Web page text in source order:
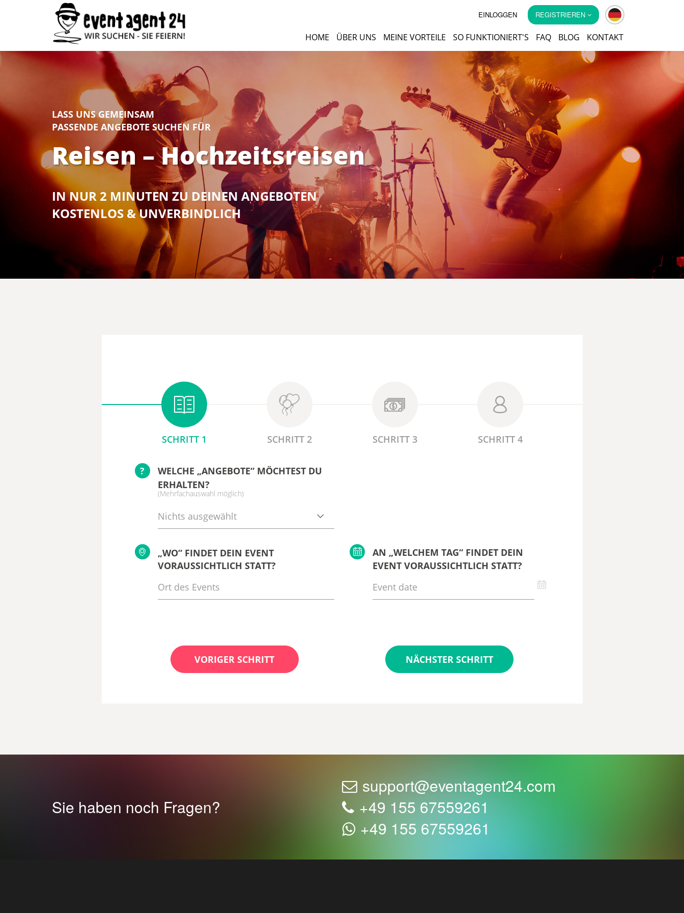
EINLOGGEN REGISTRIEREN
HOME ÜBER UNS MEINE VORTEILE SO FUNKTIONIERT'S FAQ BLOG KONTAKT
LASS UNS GEMEINSAM
PASSENDE ANGEBOTE SUCHEN FÜR
Reisen – Hochzeitsreisen
IN NUR 2 MINUTEN ZU DEINEN ANGEBOTEN
KOSTENLOS & UNVERBINDLICH
SCHRITT 1 SCHRITT 2 SCHRITT 3 SCHRITT 4
?
WELCHE „ANGEBOTE“ MÖCHTEST DU
ERHALTEN?
(Mehrfachauswahl möglich)
Nichts ausgewählt
„WO“ FINDET DEIN EVENT
VORAUSSICHTLICH STATT?
AN „WELCHEM TAG“ FINDET DEIN
EVENT VORAUSSICHTLICH STATT?
VORIGER SCHRITT NÄCHSTER SCHRITT
Sie haben noch Fragen?
support@eventagent24.com
+49 155 67559261
+49 155 67559261